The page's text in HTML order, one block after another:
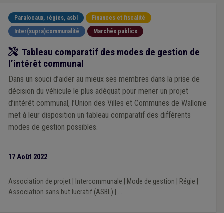
Paralocaux, régies, asbl
Finances et fiscalité
Inter(supra)communalité
Marchés publics
Outil
Tableau comparatif des modes de gestion de
l’intérêt communal
Dans un souci d’aider au mieux ses membres dans la prise de
décision du véhicule le plus adéquat pour mener un projet
d’intérêt communal, l’Union des Villes et Communes de Wallonie
met à leur disposition un tableau comparatif des différents
modes de gestion possibles.
17 Août 2022
Association de projet| Intercommunale Mode de gestion Régie
Association sans but lucratif (ASBL)
...